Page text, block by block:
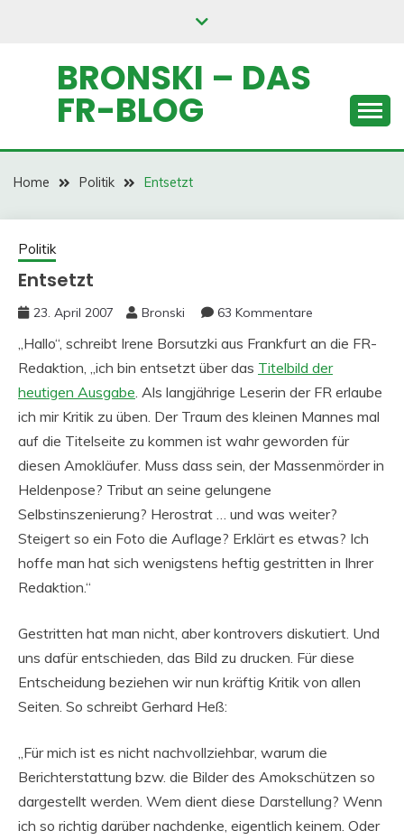
BRONSKI – DAS
FR-BLOG
Home Politik Entsetzt
Politik
Entsetzt
23. April 2007 Bronski 63 Kommentare
„Hallo“, schreibt Irene Borsutzki aus Frankfurt an die FR-
Redaktion, „ich bin entsetzt über das Titelbild der
heutigen Ausgabe. Als langjährige Leserin der FR erlaube
ich mir Kritik zu üben. Der Traum des kleinen Mannes mal
auf die Titelseite zu kommen ist wahr geworden für
diesen Amokläufer. Muss dass sein, der Massenmörder in
Heldenpose? Tribut an seine gelungene
Selbstinszenierung? Herostrat … und was weiter?
Steigert so ein Foto die Auflage? Erklärt es etwas? Ich
hoffe man hat sich wenigstens heftig gestritten in Ihrer
Redaktion.“
Gestritten hat man nicht, aber kontrovers diskutiert. Und
uns dafür entschieden, das Bild zu drucken. Für diese
Entscheidung beziehen wir nun kräftig Kritik von allen
Seiten. So schreibt Gerhard Heß:
„Für mich ist es nicht nachvollziehbar, warum die
Berichterstattung bzw. die Bilder des Amokschützen so
dargestellt werden. Wem dient diese Darstellung? Wenn
ich so richtig darüber nachdenke, eigentlich keinem. Oder